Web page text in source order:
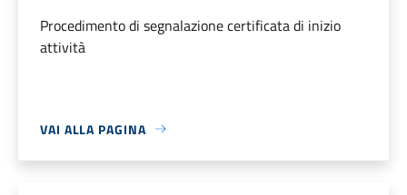
Procedimento di segnalazione certificata di inizio
attività
VAI ALLA PAGINA